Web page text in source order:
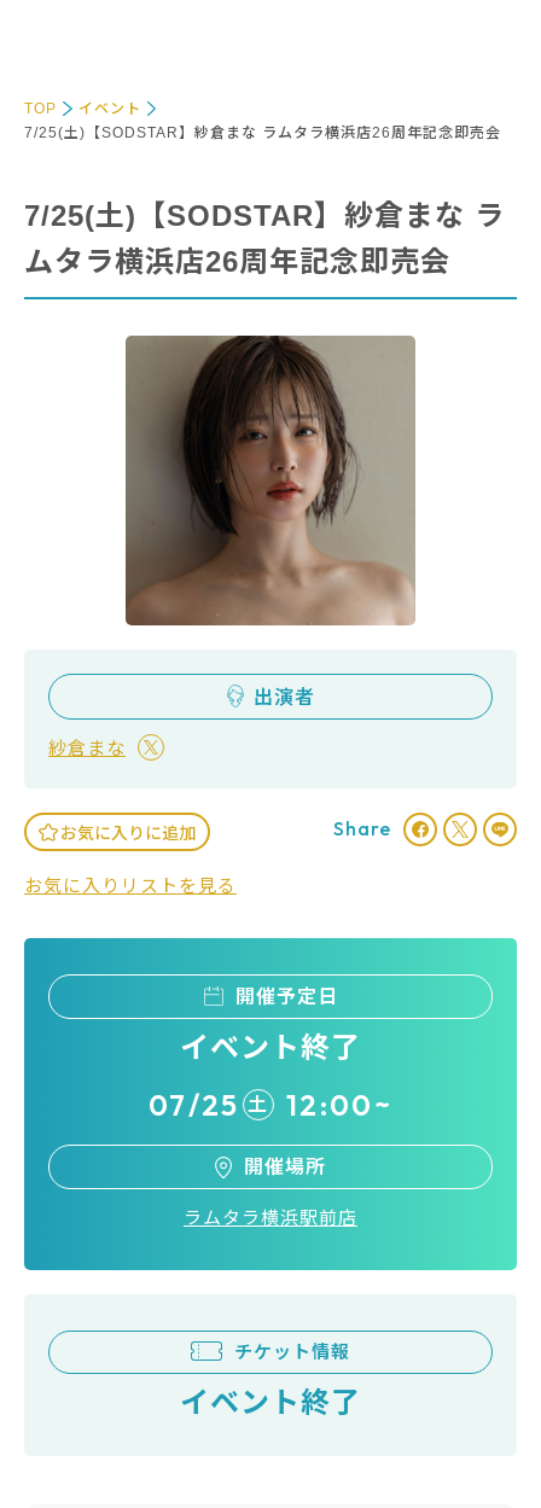
TOP
イベント
7/25(土)【SODSTAR】紗倉まな ラムタラ横浜店26周年記念即売会
7/25(土)【SODSTAR】紗倉まな ラ
ムタラ横浜店26周年記念即売会
出演者
紗倉まな
お気に入りに追加
お気に入りリストを見る
Share
開催予定日
イベント終了
07/25 土 12:00~
開催場所
ラムタラ横浜駅前店
チケット情報
イベント終了